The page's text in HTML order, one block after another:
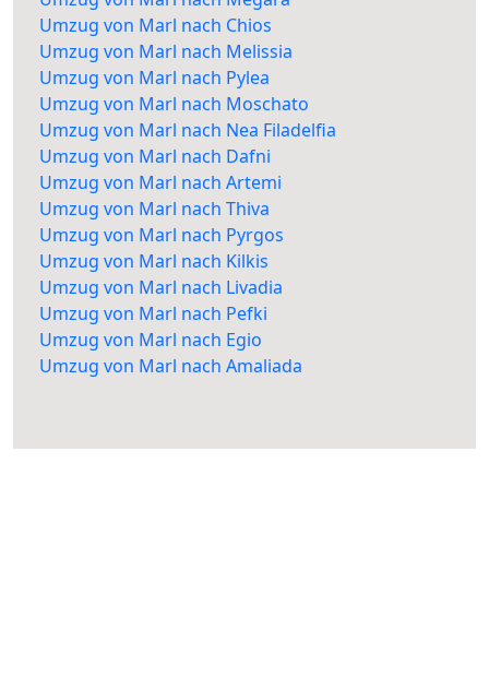
Umzug von Marl nach Chios
Umzug von Marl nach Melissia
Umzug von Marl nach Pylea
Umzug von Marl nach Moschato
Umzug von Marl nach Nea Filadelfia
Umzug von Marl nach Dafni
Umzug von Marl nach Artemi
Umzug von Marl nach Thiva
Umzug von Marl nach Pyrgos
Umzug von Marl nach Kilkis
Umzug von Marl nach Livadia
Umzug von Marl nach Pefki
Umzug von Marl nach Egio
Umzug von Marl nach Amaliada